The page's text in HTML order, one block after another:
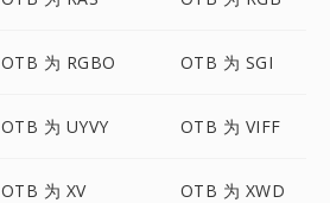
OTB 为 RGBO OTB 为 SGI
OTB 为 UYVY OTB 为 VIFF
OTB 为 XV OTB 为 XWD